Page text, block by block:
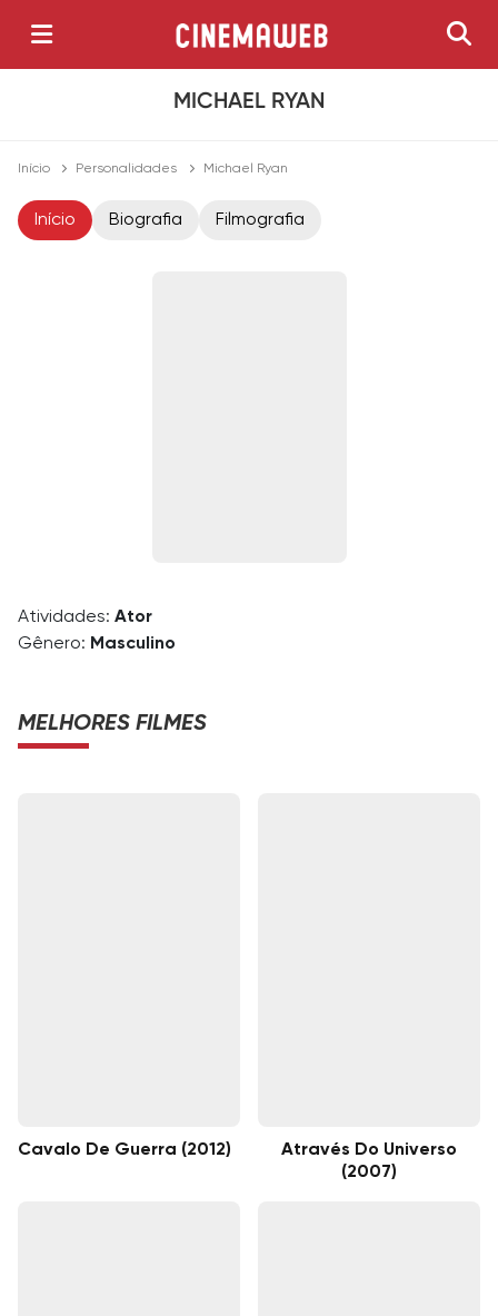
MICHAEL RYAN
Início Personalidades Michael Ryan
Início Biografia Filmografia
Atividades: Ator
Gênero: Masculino
MELHORES FILMES
Cavalo De Guerra (2012)
Através Do Universo
(2007)